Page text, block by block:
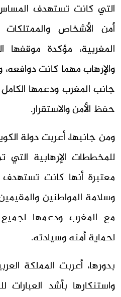
التي كانت تستهدف
أمن الأشخاص
المغربية، مؤكدة
والإرهاب مهما كانت
جانب المغرب ودعمها الكامل
حفظ الأمن والاستقرار.
ومن جانبها، أعربت دولة
للمخططات الإرهابية
معتبرة أنها كانت تستهدف
وسلامة المواطنين
مع المغرب ودعمها لجميع
لحماية أمنه وسيادته.
بدورها، أعربت المملكة
واستنكارها بأشد العبارات